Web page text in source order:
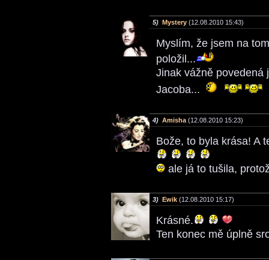
5) Mystery (12.08.2010 15:43)
Myslím, že jsem na
položil...
Jinak vážně povedená
Jacoba...
4) Amisha (12.08.2010 15:23)
Bože, to byla krása! A
ale já to tušila,
3) Ewik (12.08.2010 15:17)
Krásné.
Ten konec mě úplně